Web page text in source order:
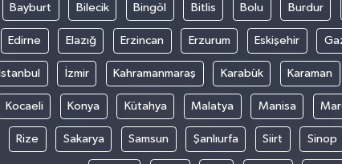
Bayburt Bilecik Bingöl Bitlis Bolu Burdur
Edirne Elazığ Erzincan Erzurum Eskişehir
İstanbul İzmir Kahramanmaraş Karabük Karaman
Kocaeli Konya Kütahya Malatya Manisa
Rize Sakarya Samsun Şanlıurfa Siirt Sinop